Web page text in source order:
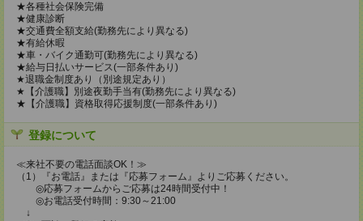
★各種社会保険完備
★健康診断
★交通費全額支給(勤務先により異なる)
★有給休暇
★車・バイク通勤可(勤務先により異なる)
★給与日払いサービス(一部条件あり)
★退職金制度あり（別途規定あり）
★【介護職】別途夜勤手当有(勤務先により異なる)
★【介護職】資格取得応援制度(一部条件あり)
登録について
≪来社不要の電話面談OK！≫
（1）『お電話』または『応募フォーム』よりご応募ください。
◎応募フォームからご応募は24時間受付中！
◎お電話受付時間：9:30～21:00
↓